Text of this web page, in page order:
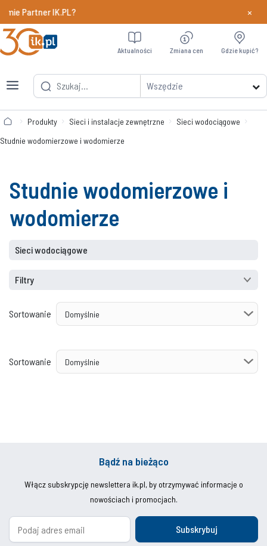
Partner IK.PL? Dowiedz
×
Wszędzie
Aktualności Zmiana cen Gdzie kupić?
Produkty Sieci i instalacje zewnętrzne
Sieci wodociągowe
Studnie wodomierzowe i wodomierze
Studnie wodomierzowe i
wodomierze
Sieci wodociągowe
Filtry
Sortowanie
Sortowanie
Bądź na bieżąco
Włącz subskrypcję newslettera ik.pl, by otrzymywać informacje o
nowościach i promocjach.
Subskrybuj